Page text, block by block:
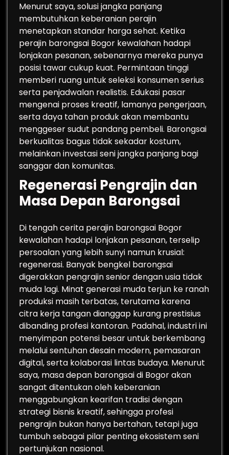
Menurut saya, solusi jangka panjang
membutuhkan keberanian perajin
menetapkan standar harga sehat. Ketika
perajin barongsai Bogor kewalahan hadapi
lonjakan pesanan, sebenarnya mereka punya
posisi tawar cukup kuat. Permintaan tinggi
memberi ruang untuk seleksi konsumen serius
serta penjadwalan realistis. Edukasi pasar
mengenai proses kreatif, lamanya pengerjaan,
serta daya tahan produk akan membantu
menggeser sudut pandang pembeli. Barongsai
berkualitas bagus tidak sekadar kostum,
melainkan investasi seni jangka panjang bagi
sanggar dan komunitas.
Regenerasi Pengrajin dan
Masa Depan Barongsai
Di tengah cerita perajin barongsai Bogor
kewalahan hadapi lonjakan pesanan, terselip
persoalan yang lebih sunyi namun krusial:
regenerasi. Banyak bengkel barongsai
digerakkan pengrajin senior dengan usia tidak
muda lagi. Minat generasi muda terjun ke ranah
produksi masih terbatas, terutama karena
citra kerja tangan dianggap kurang prestisius
dibanding profesi kantoran. Padahal, industri ini
menyimpan potensi besar untuk berkembang
melalui sentuhan desain modern, pemasaran
digital, serta kolaborasi lintas budaya. Menurut
saya, masa depan barongsai di Bogor akan
sangat ditentukan oleh keberanian
menggabungkan kearifan tradisi dengan
strategi bisnis kreatif, sehingga profesi
pengrajin bukan hanya bertahan, tetapi juga
tumbuh sebagai pilar penting ekosistem seni
pertunjukan nasional.